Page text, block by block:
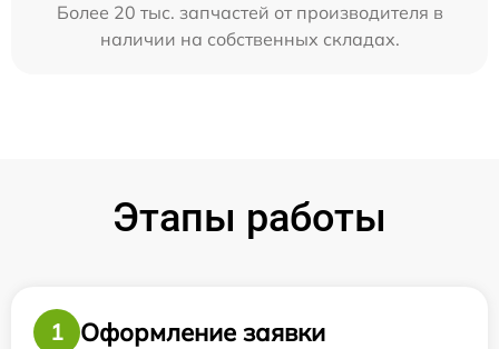
Более 20 тыс. запчастей от производителя в
наличии на собственных складах.
Этапы работы
1
Оформление заявки